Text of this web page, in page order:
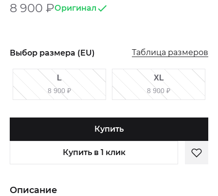
8 900 ₽Оригинал
Выбор размера (EU) Таблица размеров
L
8 900 ₽
XL
8 900 ₽
Купить
Купить в 1 клик
Описание